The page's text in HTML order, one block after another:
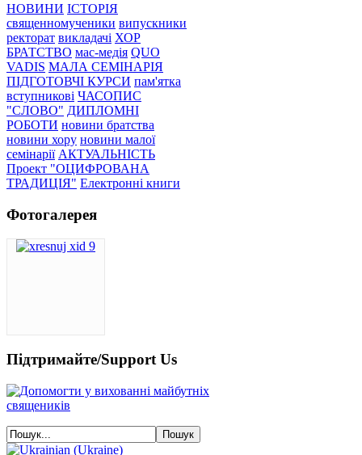
НОВИНИ ІСТОРІЯ
священномученики випускники
ректорат викладачі ХОР
БРАТСТВО мас-медія QUO
VADIS МАЛА СЕМІНАРІЯ
ПІДГОТОВЧІ КУРСИ пам'ятка
вступникові ЧАСОПИС
"СЛОВО" ДИПЛОМНІ
РОБОТИ новини братства
новини хору новини малої
семінарії АКТУАЛЬНІСТЬ
Проект "ОЦИФРОВАНА
ТРАДИЦІЯ" Електронні книги
Фотогалерея
Підтримайте/Support Us